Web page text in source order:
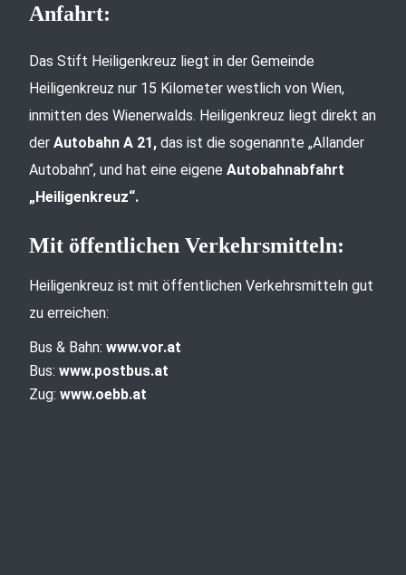
Anfahrt:
Das Stift Heiligenkreuz liegt in der Gemeinde
Heiligenkreuz nur 15 Kilometer westlich von Wien,
inmitten des Wienerwalds. Heiligenkreuz liegt direkt an
der Autobahn A 21, das ist die sogenannte „Allander
Autobahn“, und hat eine eigene Autobahnabfahrt
„Heiligenkreuz“.
Mit öffentlichen Verkehrsmitteln:
Heiligenkreuz ist mit öffentlichen Verkehrsmitteln gut
zu erreichen:
Bus & Bahn: www.vor.at
Bus: www.postbus.at
Zug: www.oebb.at